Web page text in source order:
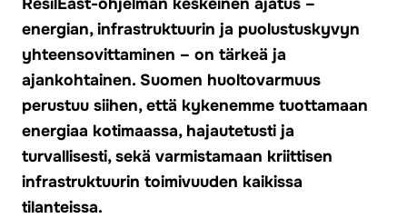
energian, infrastruktuurin ja puolustuskyvyn
yhteensovittaminen – on tärkeä ja
ajankohtainen. Suomen huoltovarmuus
perustuu siihen, että kykenemme tuottamaan
energiaa kotimaassa, hajautetusti ja
turvallisesti, sekä varmistamaan kriittisen
infrastruktuurin toimivuuden kaikissa
tilanteissa.